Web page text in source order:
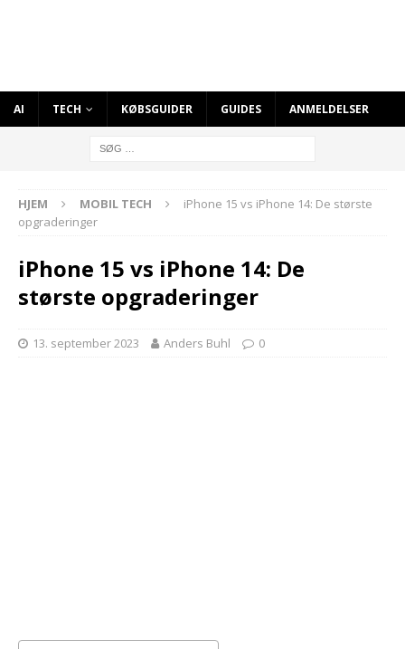
AI TECH KØBSGUIDER GUIDES ANMELDELSER
HJEM MOBIL TECH
iPhone 15 vs iPhone 14: De største
opgraderinger
iPhone 15 vs iPhone 14: De
største opgraderinger
13. september 2023 Anders Buhl 0